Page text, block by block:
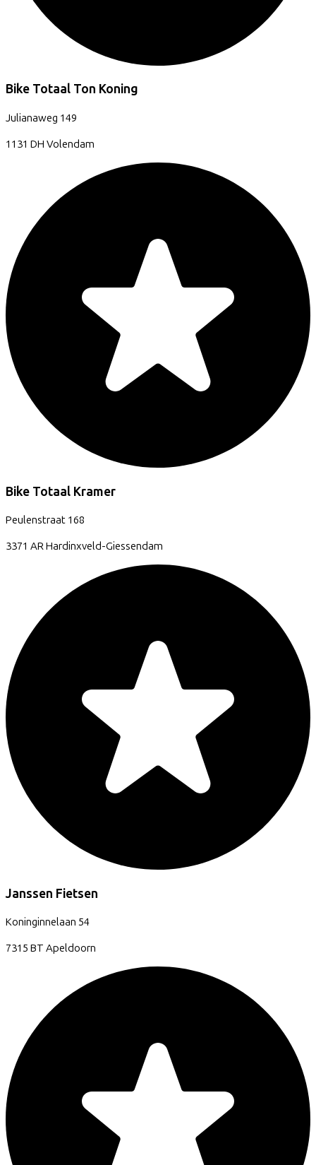
Bike Totaal Ton Koning
Julianaweg 149
1131 DH Volendam
Bike Totaal Kramer
Peulenstraat 168
3371 ARHardinxveld-Giessendam
Janssen Fietsen
Koninginnelaan 54
7315 BT Apeldoorn